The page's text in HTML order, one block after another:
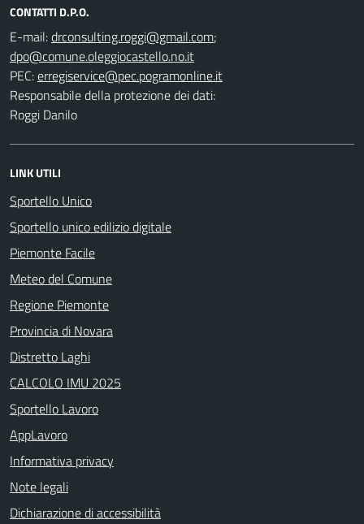
CONTATTI D.P.O.
E-mail:
;
PEC:
Responsabile della protezione dei dati:
Roggi Danilo
LINK UTILI
Sportello Unico
Sportello unico edilizio digitale
Piemonte Facile
Meteo del Comune
Regione Piemonte
Provincia di Novara
Distretto Laghi
CALCOLO IMU 2025
Sportello Lavoro
AppLavoro
Informativa privacy
Note legali
Dichiarazione di accessibilità